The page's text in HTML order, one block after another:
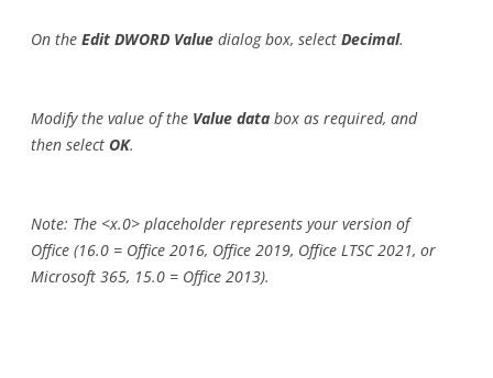
On the Edit DWORD Value dialog box, select Decimal.
Modify the value of the Value data box as required, and
then select OK.
Note: The <x.0> placeholder represents your version of
Office (16.0 = Office 2016, Office 2019, Office LTSC 2021, or
Microsoft 365, 15.0 = Office 2013).